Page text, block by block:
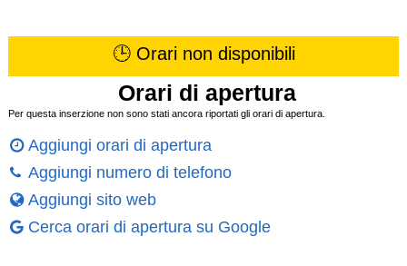
🕒 Orari non disponibili
Orari di apertura
Per questa inserzione non sono stati ancora riportati gli orari di apertura.
Aggiungi orari di apertura
Aggiungi numero di telefono
Aggiungi sito web
Cerca orari di apertura su Google